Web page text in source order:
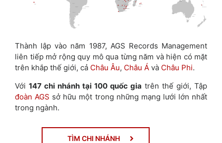
Thành lập vào năm 1987, AGS Records Management
liên tiếp mở rộng quy mô qua từng năm và hiện có mặt
trên khắp thế giới, cả Châu Âu, Châu Á và Châu Phi.
Với 147 chi nhánh tại 100 quốc gia trên thế giới, Tập
đoàn AGS sở hữu một trong những mạng lưới lớn nhất
trong ngành.
TÌM CHI NHÁNH